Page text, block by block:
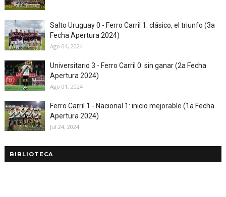
Salto Uruguay 0 - Ferro Carril 1: clásico, el triunfo (3a
Fecha Apertura 2024)
Ago 04, 2024
Universitario 3 - Ferro Carril 0: sin ganar (2a Fecha
Apertura 2024)
Ago 01, 2024
Ferro Carril 1 - Nacional 1: inicio mejorable (1a Fecha
Apertura 2024)
Jul 24, 2024
BIBLIOTECA